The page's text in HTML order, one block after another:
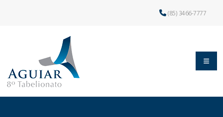
(85) 3466-7777